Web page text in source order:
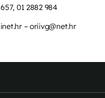
01 2882 984
– oriivg@net.hr